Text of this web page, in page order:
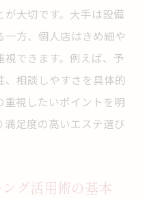
大切です。大手は設備
方、個人店はきめ細や
できます。例えば、予
相談しやすさを具体的
重視したいポイントを明
足度の高いエステ選び
グ活用術の基本